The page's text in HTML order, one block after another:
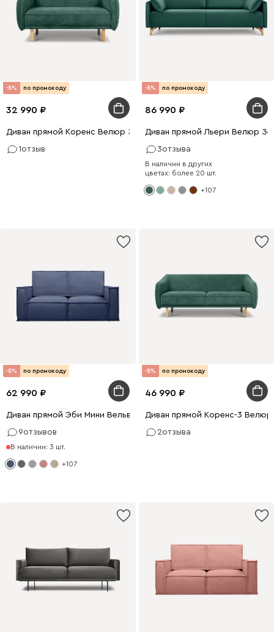
-8% по промокоду
32 990
Диван прямой Коренс Велюр Зелёный
1отзыв
-8% по промокоду
86 990
Диван прямой Льери Велюр
3отзыва
В наличии в других
цветах: более 20 шт.
+107
-8% по промокоду
62 990
Диван прямой Эби Мини Вельвет Синий
9отзывов
В наличии: 3 шт.
+107
-8% по промокоду
46 990
Диван прямой Коренс-3 Велюр
2отзыва